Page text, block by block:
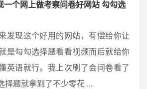
一个网上做考察问卷好网站 勾勾选
发现这个好用的网站，有偿给你让
是勾勾选择题看看视频而后就给你
英语就行。我上次刷了会问卷看了
择题就拿到了不少零花 ...